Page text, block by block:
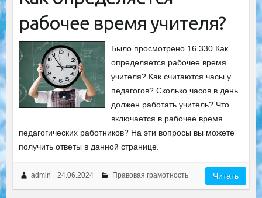
рабочее время учителя?
Было просмотрено 16 330 Как
определяется рабочее время
учителя? Как считаются часы у
педагогов? Сколько часов в день
должен работать учитель? Что
включается в рабочее время
педагогических работников? На эти вопросы вы можете
получить ответы в данной странице.
admin 24.06.2024 Правовая грамотность Читать